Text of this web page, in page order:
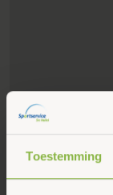
Toestemming